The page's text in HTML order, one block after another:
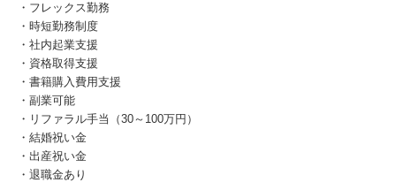
・フレックス勤務
・時短勤務制度
・社内起業支援
・資格取得支援
・書籍購入費用支援
・副業可能
・リファラル手当（30～100万円）
・結婚祝い金
・出産祝い金
・退職金あり